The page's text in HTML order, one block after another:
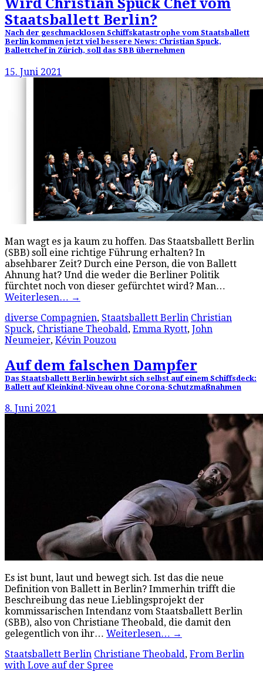
Wird Christian Spuck Chef vom
Staatsballett Berlin?
Nach der geschmacklosen Schiffskatastrophe vom Staatsballett
Berlin kommen jetzt viel bessere News: Christian Spuck,
Ballettchef in Zürich, soll das SBB übernehmen
15. Juni 2021
Man wagt es ja kaum zu hoffen. Das Staatsballett Berlin
(SBB) soll eine richtige Führung erhalten? In
absehbarer Zeit? Durch eine Person, die von Ballett
Ahnung hat? Und die weder die Berliner Politik
fürchtet noch von dieser gefürchtet wird? Man…
Weiterlesen… →
diverse Compagnien, Staatsballett Berlin Christian
Spuck, Christiane Theobald, Emma Ryott, John
Neumeier, Kévin Pouzou
Auf dem falschen Dampfer
Das Staatsballett Berlin bewirbt sich selbst auf einem Schiffsdeck:
Ballett auf Kleinkind-Niveau ohne Corona-Schutzmaßnahmen
8. Juni 2021
Es ist bunt, laut und bewegt sich. Ist das die neue
Definition von Ballett in Berlin? Immerhin trifft die
Beschreibung das neue Lieblingsprojekt der
kommissarischen Intendanz vom Staatsballett Berlin
(SBB), also von Christiane Theobald, die damit den
gelegentlich von ihr… Weiterlesen… →
Staatsballett Berlin Christiane Theobald, From Berlin
with Love auf der Spree